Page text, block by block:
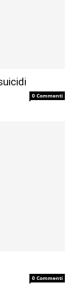
0 Commenti
0 Commenti